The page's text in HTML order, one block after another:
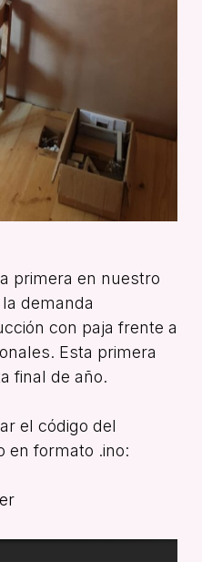
primera en nuestro
demanda
con paja frente a
Esta primera
final de año.
el código del
en formato .ino: